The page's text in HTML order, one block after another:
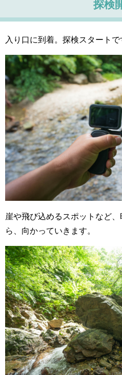
探検
入り口に到着。探検スタートで
崖や飛び込めるスポットなど
ら、向かっていきます。